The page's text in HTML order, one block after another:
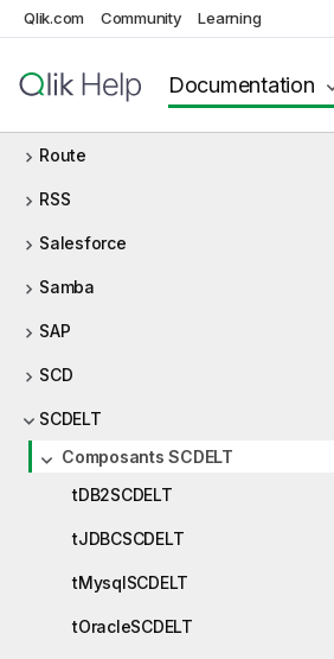
Qlik.com Community Learning
Documentation
Vue brute
Route
RSS
Salesforce
Samba
SAP
SCD
SCDELT
Composants SCDELT
tDB2SCDELT
tJDBCSCDELT
tMysqlSCDELT
tOracleSCDELT